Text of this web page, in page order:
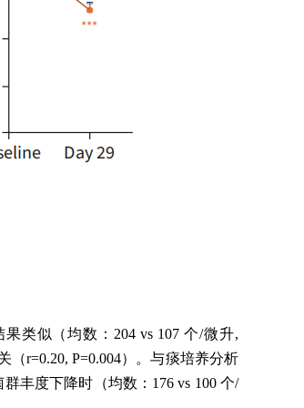
类似（均数：204 vs 107 个/微升,
r=0.20, P=0.004）。与痰培养分析
丰度下降时（均数：176 vs 100 个/